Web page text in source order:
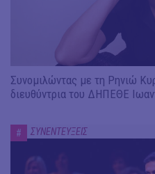
Συνομιλώντας με τη Ρηνιώ
διευθύντρια του ΔΗΠΕΘΕ
# ΣΥΝΕΝΤΕΥΞΕΙΣ